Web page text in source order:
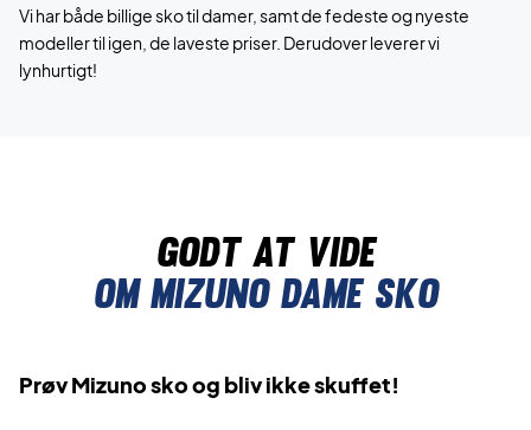
Vi har både billige sko til damer, samt de fedeste og nyeste
modeller til igen, de laveste priser. Derudover leverer vi
lynhurtigt!
Godt at vide
Om mizuno dame sko
Prøv Mizuno sko og bliv ikke skuffet!